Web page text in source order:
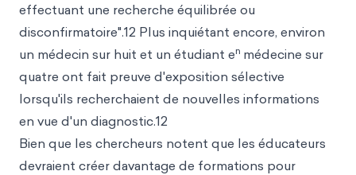
effectuant une recherche équilibrée ou
disconfirmatoire".12 Plus inquiétant encore, environ
un médecin sur huit et un étudiant en médecine sur
quatre ont fait preuve d'exposition sélective
lorsqu'ils recherchaient de nouvelles informations
en vue d'un diagnostic.12
Bien que les chercheurs notent que les éducateurs
devraient créer davantage de formations pour